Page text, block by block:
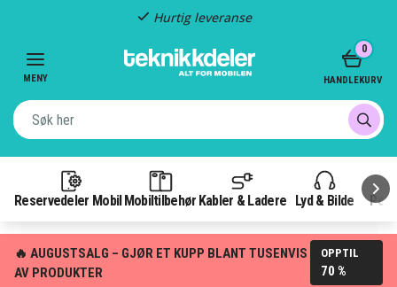
Hurtig leveranse
MENY
Reservedeler Mobil Mobiltilbehør Kabler & Ladere Lyd & Bilde
0
HANDLEKURV
🔥 AUGUSTSALG – GJØR ET KUPP BLANT TUSENVIS
AV PRODUKTER
OPPTIL
70 %